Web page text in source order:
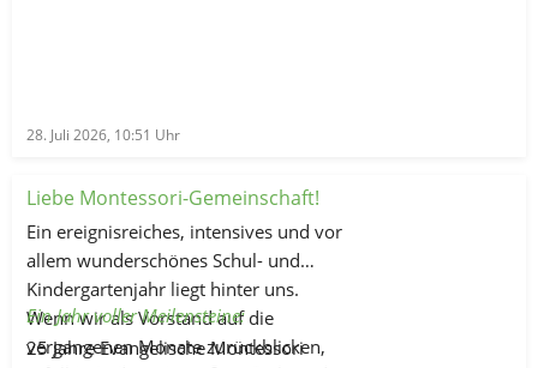
28. Juli 2026, 10:51 Uhr
Liebe Montessori-Gemeinschaft!
Ein ereignisreiches, intensives und vor
allem wunderschönes Schul- und
Kindergartenjahr liegt hinter uns.
Wenn wir als Vorstand auf die
vergangenen Monate zurückblicken,
Ein Jahr voller Meilensteine:
25 Jahre Evangelische Montessori